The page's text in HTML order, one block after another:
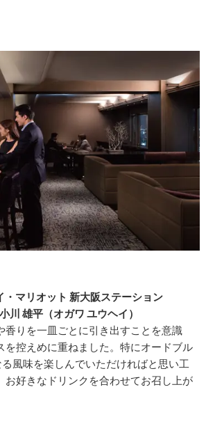
マリオット 新大阪ステーション
川 雄平（オガワ ユウヘイ）
香りを一皿ごとに引き出すことを意識
を控えめに重ねました。特にオードブル
風味を楽しんでいただければと思い工
お好きなドリンクを合わせてお召し上が